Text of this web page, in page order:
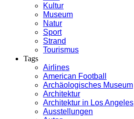
Kultur
Museum
Natur
Sport
Strand
Tourismus
Tags
Airlines
American Football
Archäologisches Museum
Architektur
Architektur in Los Angeles
Ausstellungen